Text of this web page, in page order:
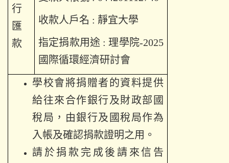
行
匯
款
收款人戶名 : 靜宜大學
指定捐款用途 :理學院-2025
國際循環經濟研討會
學校會將捐贈者的資料提供
給往來合作銀行及財政部國
稅局，由銀行及國稅局作為
入帳及確認捐款證明之用。
請於捐款完成後請來信告